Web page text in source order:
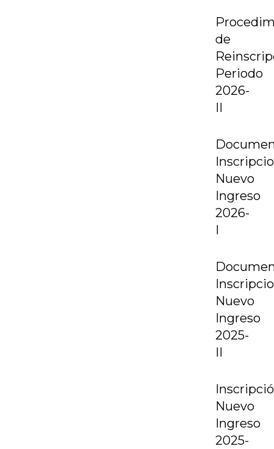
de
Periodo
2026-
II
Nuevo
Ingreso
2026-
I
Nuevo
Ingreso
2025-
II
Nuevo
Ingreso
2025-